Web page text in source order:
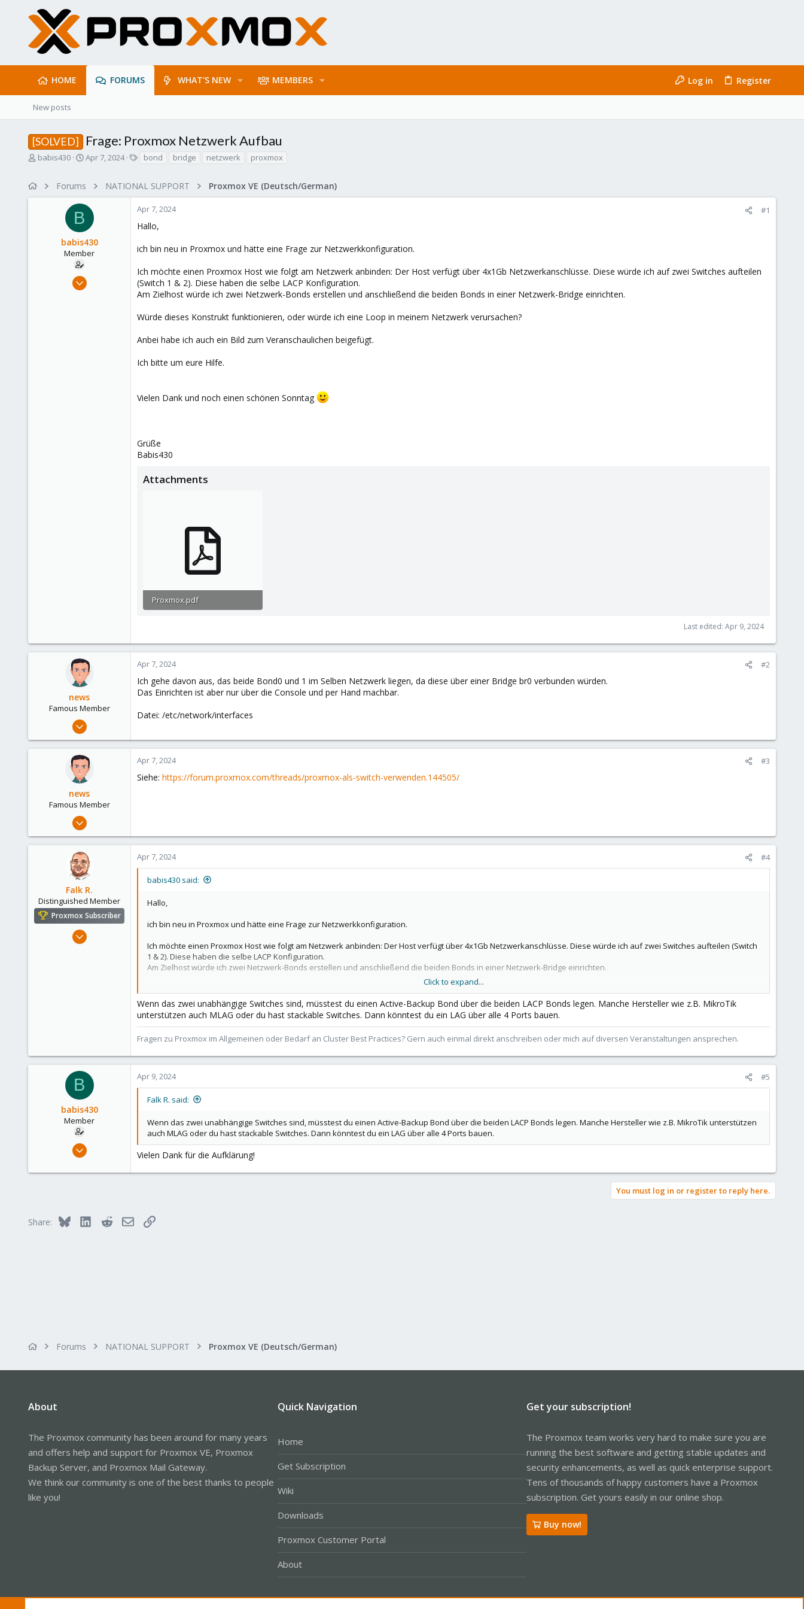
HOME FORUMS WHAT'S NEW MEMBERS Log in Register
New posts
[SOLVED] Frage: Proxmox Netzwerk Aufbau
T
a
babis430
S
r
t
d
t
e
Apr 7, 2024
s
bond bridge netzwerk proxmox
Forums NATIONAL SUPPORT Proxmox VE (Deutsch/German)
B
babis430
Member
Apr 7, 2024
Apr 7, 2024 #1
Hallo,
ich bin neu in Proxmox und hätte eine Frage zur Netzwerkkonfiguration.
Ich möchte einen Proxmox Host wie folgt am Netzwerk anbinden: Der Host verfügt über 4x1Gb Netzwerkanschlüsse. Diese würde ich auf zwei Switches aufteilen
(Switch 1 & 2). Diese haben die selbe LACP Konfiguration.
Am Zielhost würde ich zwei Netzwerk-Bonds erstellen und anschließend die beiden Bonds in einer Netzwerk-Bridge einrichten.
Würde dieses Konstrukt funktionieren, oder würde ich eine Loop in meinem Netzwerk verursachen?
Anbei habe ich auch ein Bild zum Veranschaulichen beigefügt.
Ich bitte um eure Hilfe.
Vielen Dank und noch einen schönen Sonntag
Grüße
Babis430
Attachments
Proxmox.pdf
Last edited: Apr 9, 2024
news
Famous Member
Sep 14, 2022
636
Apr 7, 2024 #2
Ich gehe davon aus, das beide Bond0 und 1 im Selben Netzwerk liegen, da diese über einer Bridge br0 verbunden würden.
Das Einrichten ist aber nur über die Console und per Hand machbar.
Datei: /etc/network/interfaces
news
Famous Member
Sep 14, 2022
636
Apr 7, 2024 #3
Siehe: https://forum.proxmox.com/threads/proxmox-als-switch-verwenden.144505/
Falk R.
Distinguished Member
Proxmox Subscriber
Aug 2, 2021
Apr 7, 2024 #4
babis430 said:
Hallo,
ich bin neu in Proxmox und hätte eine Frage zur Netzwerkkonfiguration.
Ich möchte einen Proxmox Host wie folgt am Netzwerk anbinden: Der Host verfügt über 4x1Gb Netzwerkanschlüsse. Diese würde ich auf zwei Switches aufteilen (Switch
1 & 2). Diese haben die selbe LACP Konfiguration.
Am Zielhost würde ich zwei Netzwerk-Bonds erstellen und anschließend die beiden Bonds in einer Netzwerk-Bridge einrichten.
Würde dieses Konstrukt funktionieren, oder würde ich eine Loop in meinem Netzwerk verursachen?
Anbei habe ich auch ein Bild zum Veranschaulichen beigefügt.
Vielen Dank und noch einen schönen Sonntag
Babis430
Click to expand...
Wenn das zwei unabhängige Switches sind, müsstest du einen Active-Backup Bond über die beiden LACP Bonds legen. Manche Hersteller wie z.B. MikroTik
unterstützen auch MLAG oder du hast stackable Switches. Dann könntest du ein LAG über alle 4 Ports bauen.
Fragen zu Proxmox im Allgemeinen oder Bedarf an Cluster Best Practices? Gern auch einmal direkt anschreiben oder mich auf diversen Veranstaltungen ansprechen.
B
babis430
Member
Apr 7, 2024
1
Apr 9, 2024 #5
Falk R. said:
Wenn das zwei unabhängige Switches sind, müsstest du einen Active-Backup Bond über die beiden LACP Bonds legen. Manche Hersteller wie z.B. MikroTik unterstützen
auch MLAG oder du hast stackable Switches. Dann könntest du ein LAG über alle 4 Ports bauen.
Vielen Dank für die Aufklärung!
You must log in or register to reply here.
Share: Bluesky LinkedInRedditEmailLink
Forums NATIONAL SUPPORT Proxmox VE (Deutsch/German)
About
The Proxmox community has been around for many years
and offers help and support for Proxmox VE, Proxmox
Backup Server, and Proxmox Mail Gateway.
We think our community is one of the best thanks to people
like you!
Quick Navigation
Home
Get Subscription
Wiki
Downloads
Proxmox Customer Portal
About
Get your subscription!
The Proxmox team works very hard to make sure you are
running the best software and getting stable updates and
security enhancements, as well as quick enterprise support.
Tens of thousands of happy customers have a Proxmox
subscription. Get yours easily in our online shop.
Buy now!